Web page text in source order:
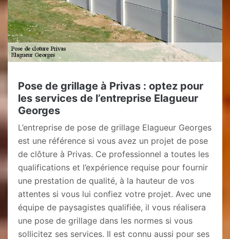
Pose de grillage à Privas : optez pour
les services de l’entreprise Elagueur
Georges
L’entreprise de pose de grillage Elagueur Georges
est une référence si vous avez un projet de pose
de clôture à Privas. Ce professionnel a toutes les
qualifications et l’expérience requise pour fournir
une prestation de qualité, à la hauteur de vos
attentes si vous lui confiez votre projet. Avec une
équipe de paysagistes qualifiée, il vous réalisera
une pose de grillage dans les normes si vous
sollicitez ses services. Il est connu aussi pour ses